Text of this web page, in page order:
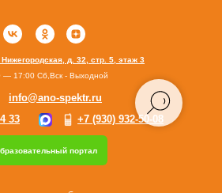
портал
д. 32, стр. 5, этаж 3
+7 (930) 932-50-08
33
info@ano-spektr.ru
— 17:00 Сб,Вск - Выходной